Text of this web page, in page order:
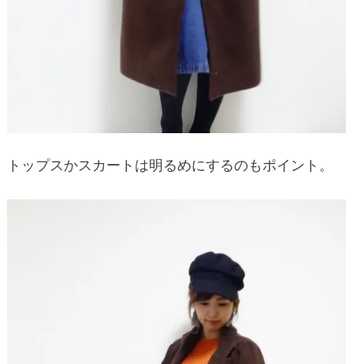
トップスかスカートは明るめにするのもポイント。